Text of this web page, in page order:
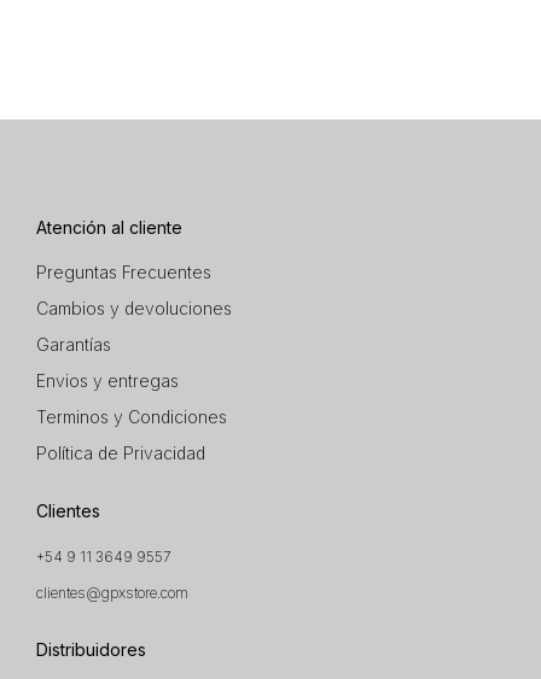
Atención al cliente
Preguntas Frecuentes
Cambios y devoluciones
Garantías
Envios y entregas
Terminos y Condiciones
Política de Privacidad
Clientes
+54 9 11 3649 9557
clientes@gpxstore.com
Distribuidores